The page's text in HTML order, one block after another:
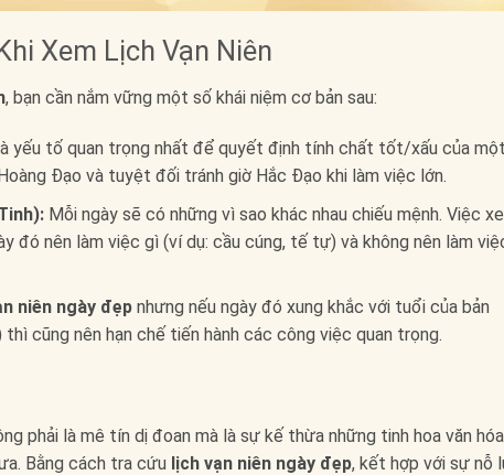
Xem Lịch Vạn Niên
, bạn cần nắm vững một số khái niệm cơ bản sau:
yếu tố quan trọng nhất để quyết định tính chất tốt/xấu của
Đạo và tuyệt đối tránh giờ Hắc Đạo khi làm việc lớn.
Mỗi ngày sẽ có những vì sao khác nhau chiếu mệnh. Việc
đó nên làm việc gì (ví dụ: cầu cúng, tế tự) và không nên làm
niên ngày đẹpnhưng nếu ngày đó xung khắc với tuổi của bản
cũng nên hạn chế tiến hành các công việc quan trọng.
phải là mê tín dị đoan mà là sự kế thừa những tinh hoa văn
Bằng cách tra cứu lịch vạn niên ngày đẹp, kết hợp với sự nỗ